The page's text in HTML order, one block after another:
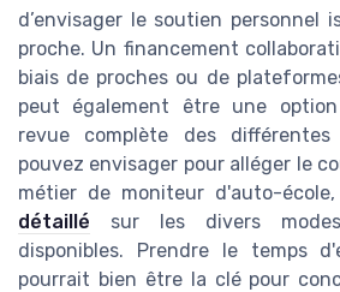
d’envisager le soutien personnel
proche. Un financement
biais de proches ou de
peut également être une
revue complète des
pouvez envisager pour alléger le
métier de moniteur d'auto-
détaillé sur les divers
disponibles. Prendre le temps
pourrait bien être la clé pour